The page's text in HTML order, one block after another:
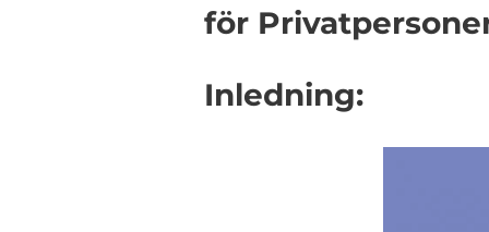
för
Inledning: